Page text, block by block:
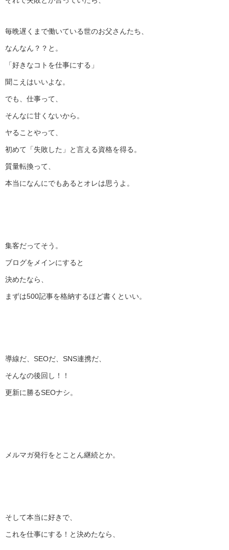
毎晩遅くまで働いている世のお父さんたち、
なんなん？？と。
「好きなコトを仕事にする」
聞こえはいいよな。
でも、仕事って、
そんなに甘くないから。
ヤることやって、
初めて「失敗した」と言える資格を得る。
質量転換って、
本当になんにでもあるとオレは思うよ。
集客だってそう。
ブログをメインにすると
決めたなら、
まずは500記事を格納するほど書くといい。
導線だ、SEOだ、SNS連携だ、
そんなの後回し！！
更新に勝るSEOナシ。
メルマガ発行をとことん継続とか。
そして本当に好きで、
これを仕事にする！と決めたなら、